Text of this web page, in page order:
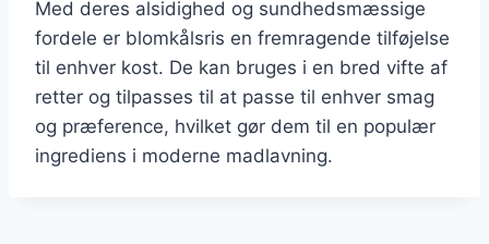
Med deres alsidighed og sundhedsmæssige
fordele er blomkålsris en fremragende tilføjelse
til enhver kost. De kan bruges i en bred vifte af
retter og tilpasses til at passe til enhver smag
og præference, hvilket gør dem til en populær
ingrediens i moderne madlavning.